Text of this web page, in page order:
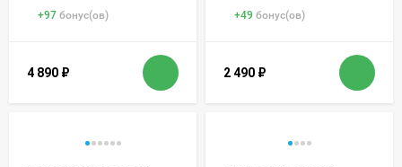
+97 бонус(ов)
4 890 ₽
+49 бонус(ов)
2 490 ₽